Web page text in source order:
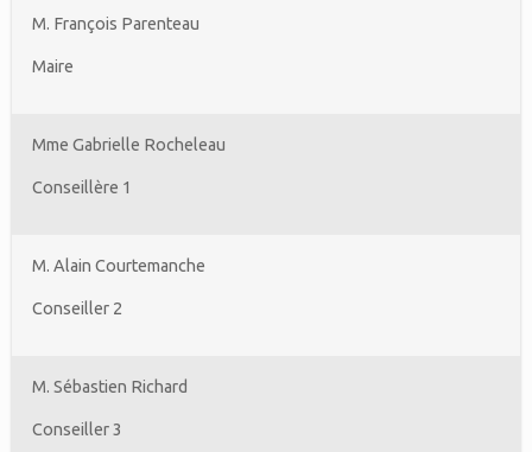
M. François Parenteau
Maire
Mme Gabrielle Rocheleau
Conseillère 1
M. Alain Courtemanche
Conseiller 2
M. Sébastien Richard
Conseiller 3